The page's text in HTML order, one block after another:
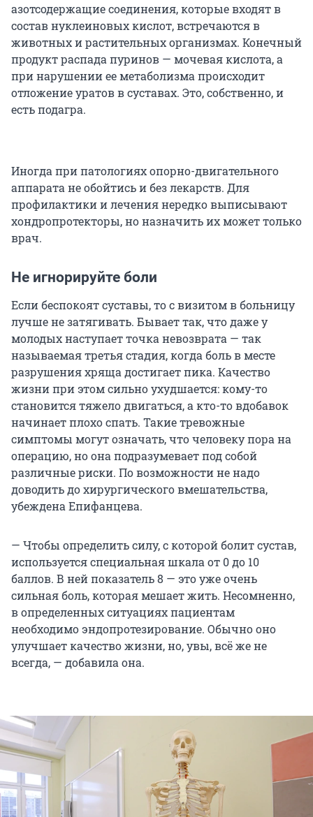
азотсодержащие соединения, которые входят в
состав нуклеиновых кислот, встречаются в
животных и растительных организмах. Конечный
продукт распада пуринов — мочевая кислота, а
при нарушении ее метаболизма происходит
отложение уратов в суставах. Это, собственно, и
есть подагра.
Иногда при патологиях опорно-двигательного
аппарата не обойтись и без лекарств. Для
профилактики и лечения нередко выписывают
хондропротекторы, но назначить их может только
врач.
Не игнорируйте боли
Если беспокоят суставы, то с визитом в больницу
лучше не затягивать. Бывает так, что даже у
молодых наступает точка невозврата — так
называемая третья стадия, когда боль в месте
разрушения хряща достигает пика. Качество
жизни при этом сильно ухудшается: кому-то
становится тяжело двигаться, а кто-то вдобавок
начинает плохо спать. Такие тревожные
симптомы могут означать, что человеку пора на
операцию, но она подразумевает под собой
различные риски. По возможности не надо
доводить до хирургического вмешательства,
убеждена Епифанцева.
— Чтобы определить силу, с которой болит сустав,
используется специальная шкала от 0 до 10
баллов. В ней показатель 8 — это уже очень
сильная боль, которая мешает жить. Несомненно,
в определенных ситуациях пациентам
необходимо эндопротезирование. Обычно оно
улучшает качество жизни, но, увы, всё же не
всегда, — добавила она.